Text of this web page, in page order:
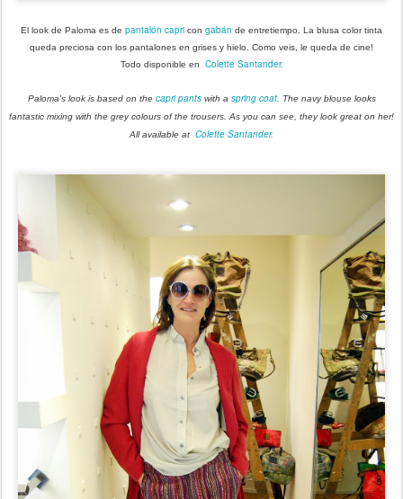
El look de Paloma es de pantalón capri con gabán de entretiempo. La blusa color tinta
queda preciosa con los pantalones en grises y hielo. Como veis, le queda de cine!
Todo disponible en Colette Santander.
Paloma's look is based on the capri pantswith a spring coat. The navy blouse looks
fantastic mixing with the grey colours of the trousers. As you can see, they look great on her!
All available at Colette Santander.